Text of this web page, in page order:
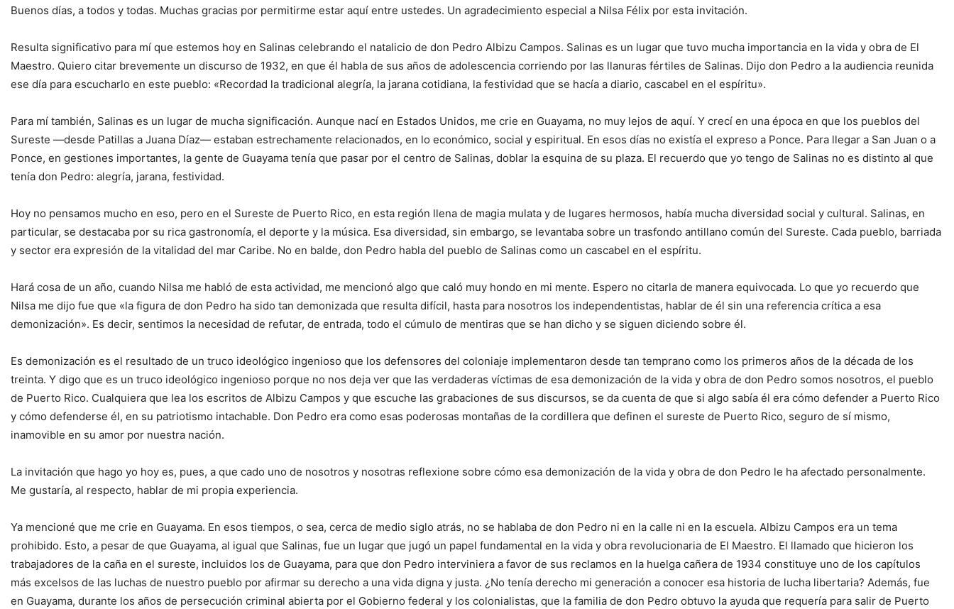
Buenos días, a todos y todas. Muchas gracias por permitirme estar aquí entre ustedes. Un agradecimiento especial a Nilsa Félix por esta invitación.
Resulta significativo para mí que estemos hoy en Salinas celebrando el natalicio de don Pedro Albizu Campos. Salinas es un lugar que tuvo mucha importancia en la vida y obra de El
Maestro. Quiero citar brevemente un discurso de 1932, en que él habla de sus años de adolescencia corriendo por las llanuras fértiles de Salinas. Dijo don Pedro a la audiencia reunida
ese día para escucharlo en este pueblo: «Recordad la tradicional alegría, la jarana cotidiana, la festividad que se hacía a diario, cascabel en el espíritu».
Para mí también, Salinas es un lugar de mucha significación. Aunque nací en Estados Unidos, me crie en Guayama, no muy lejos de aquí. Y crecí en una época en que los pueblos del
Sureste —desde Patillas a Juana Díaz— estaban estrechamente relacionados, en lo económico, social y espiritual. En esos días no existía el expreso a Ponce. Para llegar a San Juan o a
Ponce, en gestiones importantes, la gente de Guayama tenía que pasar por el centro de Salinas, doblar la esquina de su plaza. El recuerdo que yo tengo de Salinas no es distinto al que
tenía don Pedro: alegría, jarana, festividad.
Hoy no pensamos mucho en eso, pero en el Sureste de Puerto Rico, en esta región llena de magia mulata y de lugares hermosos, había mucha diversidad social y cultural. Salinas, en
particular, se destacaba por su rica gastronomía, el deporte y la música. Esa diversidad, sin embargo, se levantaba sobre un trasfondo antillano común del Sureste. Cada pueblo, barriada
y sector era expresión de la vitalidad del mar Caribe. No en balde, don Pedro habla del pueblo de Salinas como un cascabel en el espíritu.
Hará cosa de un año, cuando Nilsa me habló de esta actividad, me mencionó algo que caló muy hondo en mi mente. Espero no citarla de manera equivocada. Lo que yo recuerdo que
Nilsa me dijo fue que «la figura de don Pedro ha sido tan demonizada que resulta difícil, hasta para nosotros los independentistas, hablar de él sin una referencia crítica a esa
demonización». Es decir, sentimos la necesidad de refutar, de entrada, todo el cúmulo de mentiras que se han dicho y se siguen diciendo sobre él.
Es demonización es el resultado de un truco ideológico ingenioso que los defensores del coloniaje implementaron desde tan temprano como los primeros años de la década de los
treinta. Y digo que es un truco ideológico ingenioso porque no nos deja ver que las verdaderas víctimas de esa demonización de la vida y obra de don Pedro somos nosotros, el pueblo
de Puerto Rico. Cualquiera que lea los escritos de Albizu Campos y que escuche las grabaciones de sus discursos, se da cuenta de que si algo sabía él era cómo defender a Puerto Rico
y cómo defenderse él, en su patriotismo intachable. Don Pedro era como esas poderosas montañas de la cordillera que definen el sureste de Puerto Rico, seguro de sí mismo,
inamovible en su amor por nuestra nación.
La invitación que hago yo hoy es, pues, a que cado uno de nosotros y nosotras reflexione sobre cómo esa demonización de la vida y obra de don Pedro le ha afectado personalmente.
Me gustaría, al respecto, hablar de mi propia experiencia.
Ya mencioné que me crie en Guayama. En esos tiempos, o sea, cerca de medio siglo atrás, no se hablaba de don Pedro ni en la calle ni en la escuela. Albizu Campos era un tema
prohibido. Esto, a pesar de que Guayama, al igual que Salinas, fue un lugar que jugó un papel fundamental en la vida y obra revolucionaria de El Maestro. El llamado que hicieron los
trabajadores de la caña en el sureste, incluidos los de Guayama, para que don Pedro interviniera a favor de sus reclamos en la huelga cañera de 1934 constituye uno de los capítulos
más excelsos de las luchas de nuestro pueblo por afirmar su derecho a una vida digna y justa. ¿No tenía derecho mi generación a conocer esa historia de lucha libertaria? Además, fue
en Guayama, durante los años de persecución criminal abierta por el Gobierno federal y los colonialistas, que la familia de don Pedro obtuvo la ayuda que requería para salir de Puerto